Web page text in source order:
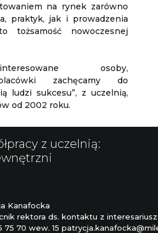
na rynek zarówno
praktyk, jak i prowadzenia
tożsamość nowoczesnej
osoby,
zachęcamy do
ludzi sukcesu”, z uczelnią,
od 2002 roku.
z uczelnią:
Kanafocka
rektora ds. kontaktu z
75 70 wew. 15